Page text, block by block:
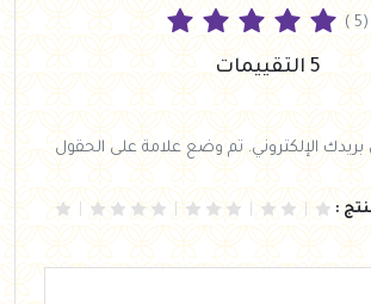
( 5)
5 التقييمات
الإلكتروني. تم وضع علامة على الحقول
: